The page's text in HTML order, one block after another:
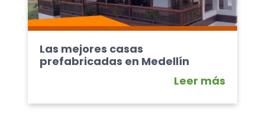
Las mejores casas
prefabricadas en Medellín
Leer más